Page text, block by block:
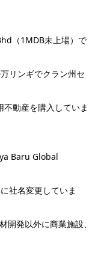
（1MDB未上場）で
リンギでクラン州セ
動産を購入していま
Baru Global
社名変更していま
開発以外に商業施設、